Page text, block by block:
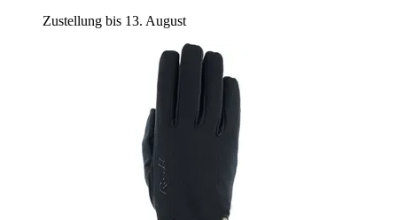
Zustellung bis 13. August